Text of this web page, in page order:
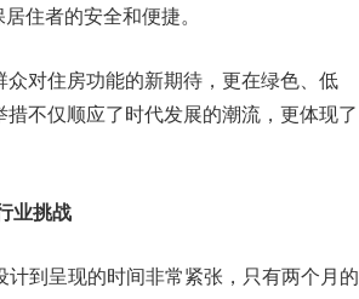
住者的安全和便捷。
对住房功能的新期待，更在绿色、低
不仅顺应了时代发展的潮流，更体现了
业挑战
计到呈现的时间非常紧张，只有两个月的